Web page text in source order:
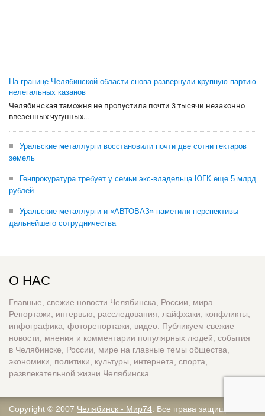
На границе Челябинской области снова развернули крупную партию
нелегальных казанов
Челябинская таможня не пропустила почти 3 тысячи незаконно
ввезенных чугунных...
Уральские металлурги восстановили почти две сотни гектаров
земель
Генпрокуратура требует у семьи экс-владельца ЮГК еще 5 млрд
рублей
Уральские металлурги и «АВТОВАЗ» наметили перспективы
дальнейшего сотрудничества
О НАС
Главные, свежие новости Челябинска, России, мира.
Репортажи, интервью, расследования, лайфхаки, конфликты,
инфографика, фоторепортажи, видео. Публикуем свежие
новости, мнения и комментарии популярных людей, события
в Челябинске, России, мире на главные темы общества,
экономики, политики, культуры, интернета, спорта,
развлекательной жизни Челябинска.
Copyright © 2007 Челябинск - Мир74 . Все права защищены.